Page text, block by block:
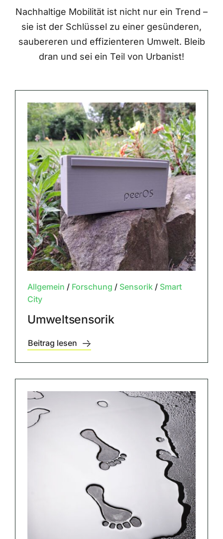
Nachhaltige Mobilität ist nicht nur ein Trend –
sie ist der Schlüssel zu einer gesünderen,
saubereren und effizienteren Umwelt. Bleib
dran und sei ein Teil von Urbanist!
Allgemein / Forschung / Sensorik/ Smart
City
Umweltsensorik
Beitrag lesen